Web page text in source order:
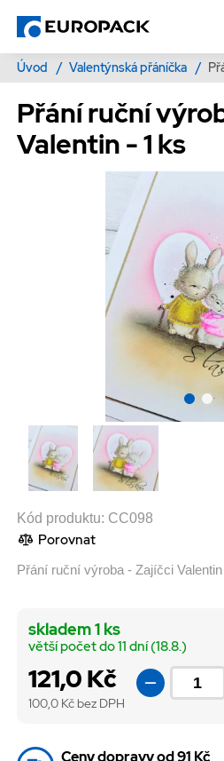
Úvod / Valentýnská přáníčka /
Přání ruční
Valentin - 1 ks
Kód produktu: CC098
Porovnat
Přání ruční výroba - Zajíčci Valentin
121,0 Kč
100,0 Kč bez DPH
skladem 1 ks
větší počet do 11 dní (18.8.)
Ceny dopravy od 91 Kč